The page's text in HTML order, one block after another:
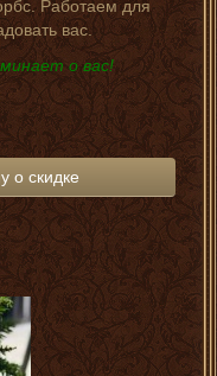
Работаем для
вас.
о вас!
о скидке